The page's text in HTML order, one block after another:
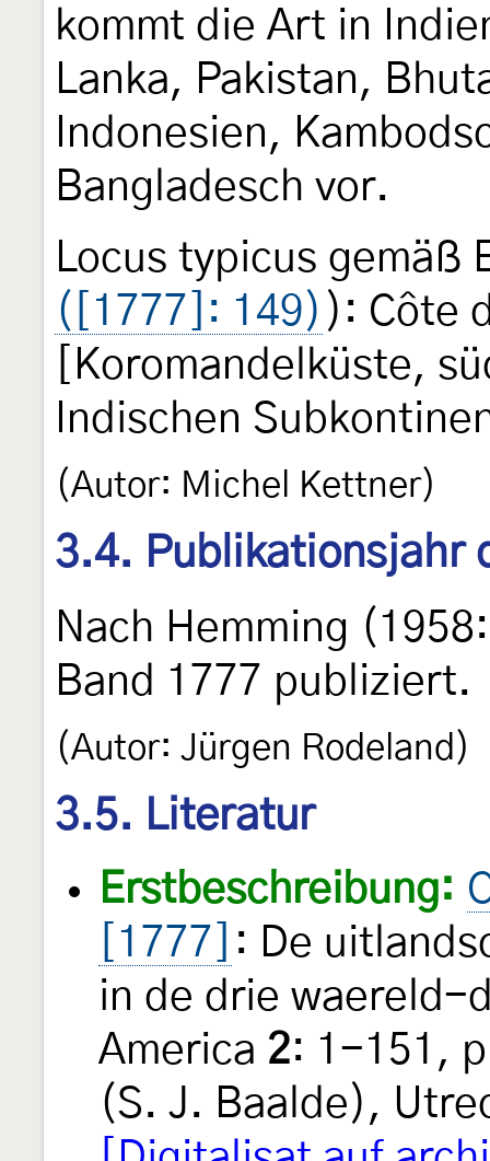
kommt die Art in
Lanka, Pakistan,
Indonesien,
Bangladesch vor.
Locus typicus gemäß
([1777]: 149) ): Côte
[Koromandelküste,
Indischen
(Autor: Michel Kettner)
3.4. Publikationsjahr
Nach Hemming
Band 1777 publiziert.
(Autor: Jürgen Rodeland)
3.5. Literatur
Erstbeschreibung:
[1777]
: De
in de drie waereld-
America 2: 1-151,
(S. J. Baalde),